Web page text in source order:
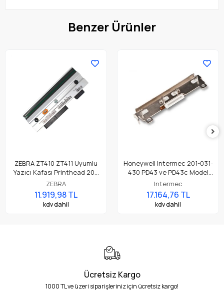
Benzer Ürünler
ZEBRA ZT410 ZT411 Uyumlu
Yazıcı Kafası Printhead 203
Dpi Parça No: P1058930-009
ZEBRA
11.919,98 TL
kdv dahil
Honeywell Intermec 201-031-
430 PD43 ve PD43c Model
Barkod Etiket Yazıcı 203 Dpi
Termal Baskı Kafası
Intermec
17.164,76 TL
kdv dahil
Ücretsiz Kargo
1000 TL ve üzeri siparişleriniz için ücretsiz kargo!